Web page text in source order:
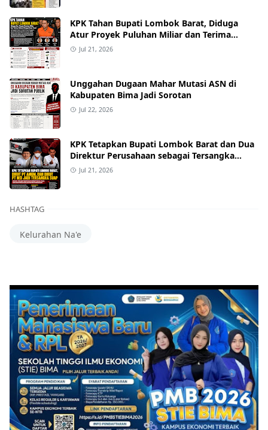
KPK Tahan Bupati Lombok Barat, Diduga
Atur Proyek Puluhan Miliar dan Terima
Alphard hingga Uang Tunai
Jul 21, 2026
Unggahan Dugaan Mahar Mutasi ASN di
Kabupaten Bima Jadi Sorotan
Jul 22, 2026
KPK Tetapkan Bupati Lombok Barat dan Dua
Direktur Perusahaan sebagai Tersangka
Dugaan Suap Proyek
Jul 21, 2026
HASHTAG
Kelurahan Na'e